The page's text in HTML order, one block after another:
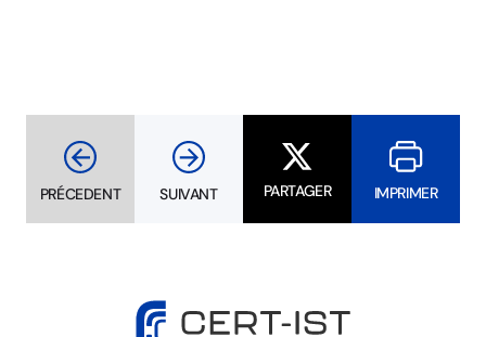
PRÉCEDENT SUIVANT PARTAGER IMPRIMER